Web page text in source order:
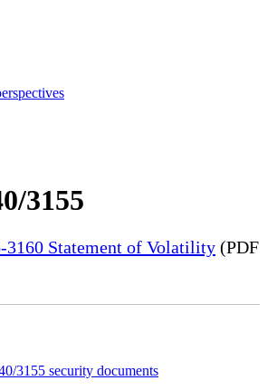
3155
3160 Statement of Volatility (PDF
3155 security documents